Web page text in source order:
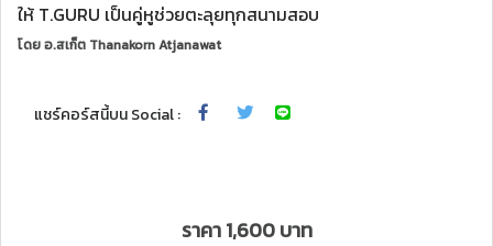
ให้ T.GURU เป็นคู่หูช่วยตะลุยทุกสนามสอบ
โดยอ.สเก็ต Thanakorn Atjanawat
แชร์คอร์สนี้บน Social :
ราคา 1,600 บาท